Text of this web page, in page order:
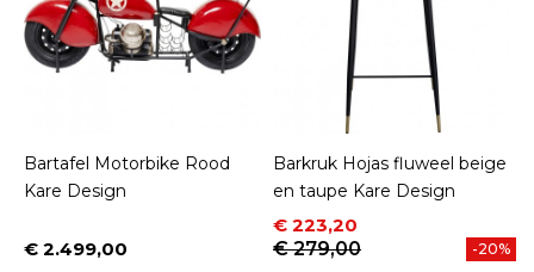
Bartafel Motorbike Rood
Kare Design
Prijs
€ 2.499,00
Barkruk Hojas fluweel beige
en taupe Kare Design
Prijs
€ 223,20
Normale prijs
€ 279,00
-20%